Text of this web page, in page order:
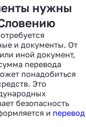
нужны
и документы. От
иной документ,
перевода
понадобиться
Это
безопасность
и перевод